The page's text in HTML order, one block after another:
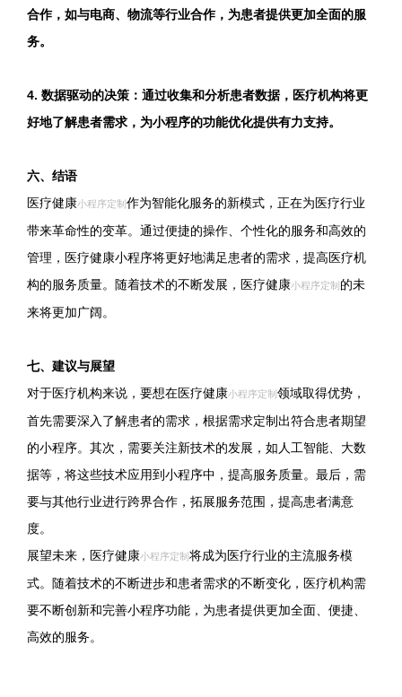
合作，如与电商、物流等行业合作，为患者提供更加全面的服
务。
4. 数据驱动的决策：通过收集和分析患者数据，医疗机构将更
好地了解患者需求，为小程序的功能优化提供有力支持。
六、结语
医疗健康小程序定制 作为智能化服务的新模式，正在为医疗行业
带来革命性的变革。通过便捷的操作、个性化的服务和高效的
管理，医疗健康小程序将更好地满足患者的需求，提高医疗机
构的服务质量。随着技术的不断发展，医疗健康小程序定制 的未
来将更加广阔。
七、建议与展望
对于医疗机构来说，要想在医疗健康小程序定制 领域取得优势，
首先需要深入了解患者的需求，根据需求定制出符合患者期望
的小程序。其次，需要关注新技术的发展，如人工智能、大数
据等，将这些技术应用到小程序中，提高服务质量。最后，需
要与其他行业进行跨界合作，拓展服务范围，提高患者满意
度。
展望未来，医疗健康小程序定制 将成为医疗行业的主流服务模
式。随着技术的不断进步和患者需求的不断变化，医疗机构需
要不断创新和完善小程序功能，为患者提供更加全面、便捷、
高效的服务。